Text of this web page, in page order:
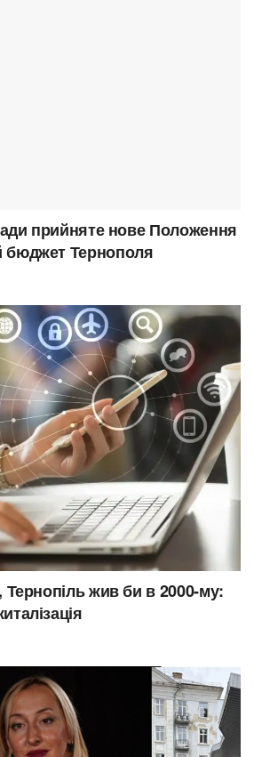
прийняте нове Положення
бюджет Тернополя
Тернопіль жив би в 2000-му: